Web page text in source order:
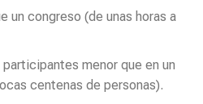
un congreso (de unas horas a
participantes menor que en un
centenas de personas).